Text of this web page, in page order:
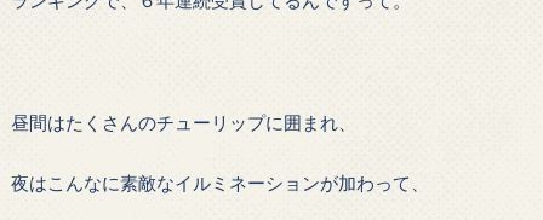
昼間はたくさんのチューリップに囲まれ、
夜はこんなに素敵なイルミネーションが加わって、